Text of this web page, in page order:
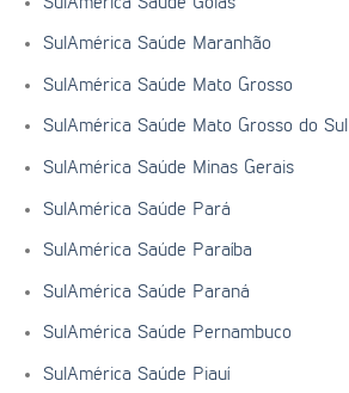
SulAmérica Saúde Maranhão
SulAmérica Saúde Mato Grosso
SulAmérica Saúde Mato Grosso do Sul
SulAmérica Saúde Minas Gerais
SulAmérica Saúde Pará
SulAmérica Saúde Paraíba
SulAmérica Saúde Paraná
SulAmérica Saúde Pernambuco
SulAmérica Saúde Piauí